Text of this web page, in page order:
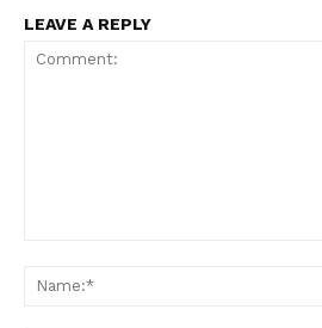
LEAVE A REPLY